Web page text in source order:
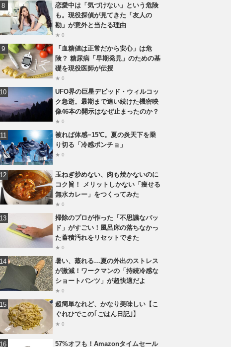
恋愛中は「気づけない」という危険
も。現役探偵が見てきた「友人の
勘」が意外と当たる理由
★ 0
「血糖値は正常だから安心」は危
険？ 糖尿病「早期発見」のための基
礎を現役医師が伝授
★ 0
UFO界の巨星デビッド・ウィルコッ
ク急逝。最期まで追い続けた機密映
像46本の開示はなぜ止まったのか？
★ 0
被れば体感−15℃。夏の炎天下を乗
り切る「冷感ポンチョ」
★ 0
玉ねぎ炒めない、肉も焼かないのに
コク旨！ メリットしかない「痩せる
無水カレー」をつくってみた
★ 0
掃除のプロが作った「不思議なパッ
ド」がすごい！風呂床の落ちなかっ
た蓄積汚れをリセットできた
★ 0
暑い、蒸れる…夏の外出のストレス
が激減！ワークマンの「持続冷感な
ショートパンツ」が超快適だよ
★ 0
超簡単なれど、かなり美味しい【こ
ぐれひでこの｢ごはん日記｣】
★ 0
57%オフも！Amazonタイムセール